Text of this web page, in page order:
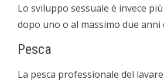
Lo sviluppo sessuale è invece
dopo uno o al massimo due anni
Pesca
La pesca professionale del